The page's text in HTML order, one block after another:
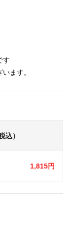
す
ます。
込）
1,815円